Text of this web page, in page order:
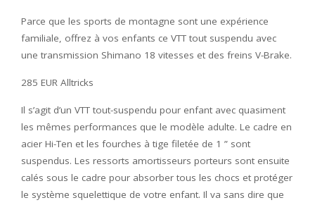
Parce que les sports de montagne sont une expérience
familiale, offrez à vos enfants ce VTT tout suspendu avec
une transmission Shimano 18 vitesses et des freins V-Brake.
285 EUR Alltricks
Il s’agit d’un VTT tout-suspendu pour enfant avec quasiment
les mêmes performances que le modèle adulte. Le cadre en
acier Hi-Ten et les fourches à tige filetée de 1 ” sont
suspendus. Les ressorts amortisseurs porteurs sont ensuite
calés sous le cadre pour absorber tous les chocs et protéger
le système squelettique de votre enfant. Il va sans dire que